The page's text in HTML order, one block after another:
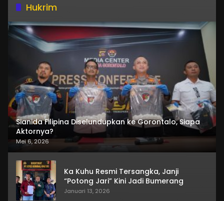
Hukrim
Sianida Filipina Diselundupkan ke Gorontalo, Siapa
Aktornya?
Mei 6, 2026
Ka Kuhu Resmi Tersangka, Janji
“Potong Jari” Kini Jadi Bumerang
Januari 13, 2026